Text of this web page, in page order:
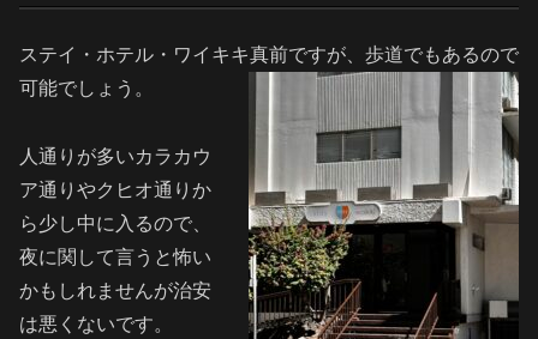
ステイ・ホテル・ワイキキ真前ですが、歩道でもあるので
可能でしょう。
人通りが多いカラカウ
ア通りやクヒオ通りか
ら少し中に入るので、
夜に関して言うと怖い
かもしれませんが治安
は悪くないです。